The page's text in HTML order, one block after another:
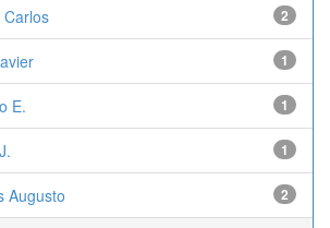
Carlos 2
1
E. 1
1
Augusto 2